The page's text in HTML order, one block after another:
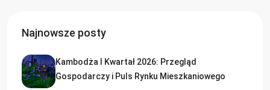
Najnowsze posty
Kambodża I Kwartał 2026: Przegląd
Gospodarczy i Puls Rynku Mieszkaniowego